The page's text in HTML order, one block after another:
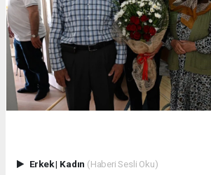
Erkek| Kadın (Haberi Sesli Oku)